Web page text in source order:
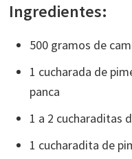
Ingredientes:
500 gramos de
1 cucharada de
panca
1 a 2 cucharaditas
1 cucharadita de